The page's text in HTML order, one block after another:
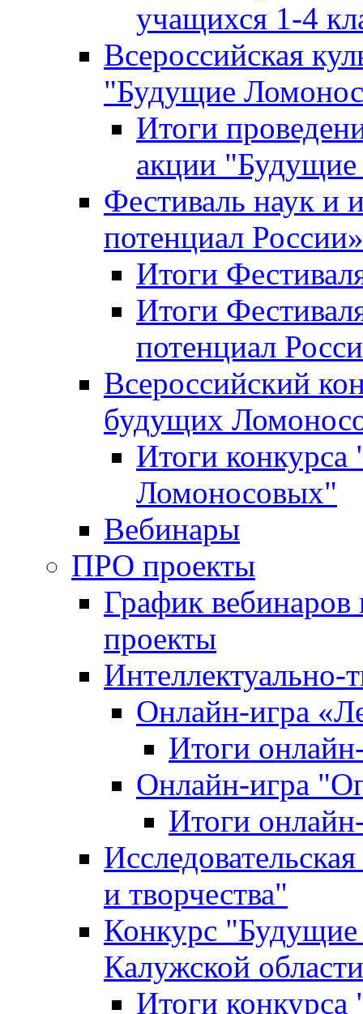
учащихся 1-4
Всероссийская
"Будущие
Итоги
акции
Фестиваль наук и
потенциал России»
Итоги
Итоги
потенциал
Всероссийский
будущих
Итоги
Ломоносовых"
Вебинары
ПРО проекты
График
проекты
Интеллектуально-
Онлайн-игра
Итоги
Онлайн-игра
Итоги
и творчества"
Конкурс
Калужской области
Итоги